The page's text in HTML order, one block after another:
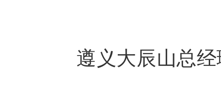
遵义大辰山总